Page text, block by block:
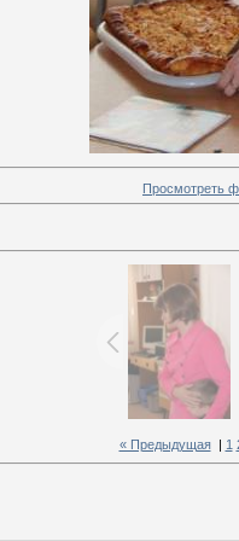
Просмотреть
« Предыдущая| 1